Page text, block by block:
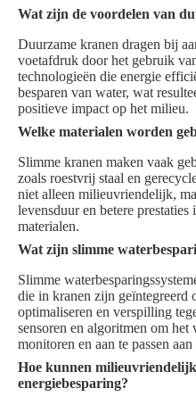
Wat zijn de voordelen van
Duurzame kranen dragen bij
voetafdruk door het gebruik
technologieën die energie
besparen van water, wat
positieve impact op het milieu.
Welke materialen worden
Slimme kranen maken vaak
zoals roestvrij staal en
niet alleen milieuvriendelijk,
levensduur en betere
materialen.
Wat zijn slimme
Slimme
die in kranen zijn geïntegreerd
optimaliseren en verspilling
sensoren en algoritmen om
monitoren en aan te passen
Hoe kunnen
energiebesparing?